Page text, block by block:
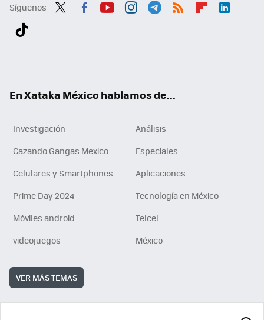
Síguenos
En Xataka México hablamos de...
Investigación
Análisis
Cazando Gangas Mexico
Especiales
Celulares y Smartphones
Aplicaciones
Prime Day 2024
Tecnología en México
Móviles android
Telcel
videojuegos
México
VER MÁS TEMAS